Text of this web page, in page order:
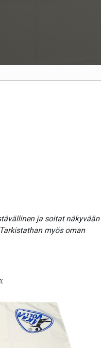
ja soitat näkyvään
myös oman